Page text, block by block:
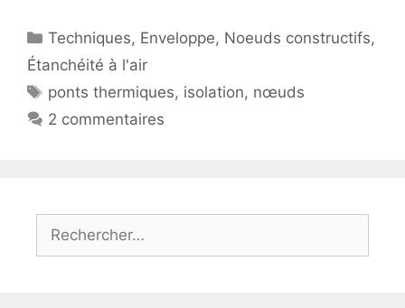
Catégories
Techniques, Enveloppe, Noeuds constructifs,
Étanchéité à l'air
Étiquettes
ponts thermiques, isolation, nœuds
2 commentaires
Rechercher :